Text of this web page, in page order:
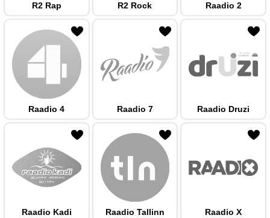
R2 Rap R2 Rock Raadio 2
Raadio 4 Raadio 7 Raadio Druzi
Raadio Kadi Raadio Tallinn Raadio X